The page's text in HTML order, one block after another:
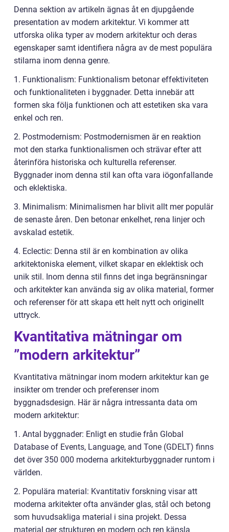
Denna sektion av artikeln ägnas åt en djupgående
presentation av modern arkitektur. Vi kommer att
utforska olika typer av modern arkitektur och deras
egenskaper samt identifiera några av de mest populära
stilarna inom denna genre.
1. Funktionalism: Funktionalism betonar effektiviteten
och funktionaliteten i byggnader. Detta innebär att
formen ska följa funktionen och att estetiken ska vara
enkel och ren.
2. Postmodernism: Postmodernismen är en reaktion
mot den starka funktionalismen och strävar efter att
återinföra historiska och kulturella referenser.
Byggnader inom denna stil kan ofta vara iögonfallande
och eklektiska.
3. Minimalism: Minimalismen har blivit allt mer populär
de senaste åren. Den betonar enkelhet, rena linjer och
avskalad estetik.
4. Eclectic: Denna stil är en kombination av olika
arkitektoniska element, vilket skapar en eklektisk och
unik stil. Inom denna stil finns det inga begränsningar
och arkitekter kan använda sig av olika material, former
och referenser för att skapa ett helt nytt och originellt
uttryck.
Kvantitativa mätningar om
”modern arkitektur”
Kvantitativa mätningar inom modern arkitektur kan ge
insikter om trender och preferenser inom
byggnadsdesign. Här är några intressanta data om
modern arkitektur:
1. Antal byggnader: Enligt en studie från Global
Database of Events, Language, and Tone (GDELT) finns
det över 350 000 moderna arkitekturbyggnader runtom i
världen.
2. Populära material: Kvantitativ forskning visar att
moderna arkitekter ofta använder glas, stål och betong
som huvudsakliga material i sina projekt. Dessa
material ger strukturen en modern och ren känsla